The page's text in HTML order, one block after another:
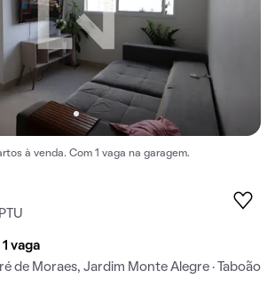
à venda. Com 1 vaga na garagem.
1 vaga
de Moraes, Jardim Monte Alegre · Taboão